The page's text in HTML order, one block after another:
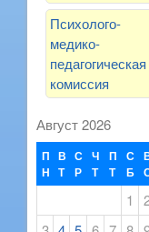
Психолого-
медико-
педагогическая
комиссия
Август 2026
П
Н
В
Т
С
Р
Ч
Т
П
Т
С
Б
1